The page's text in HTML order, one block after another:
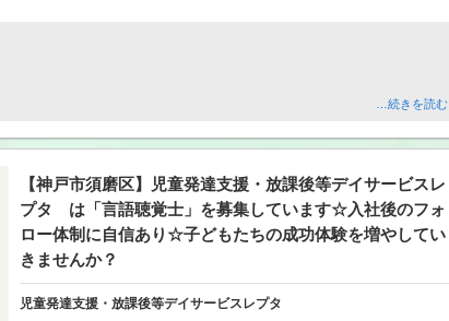
…続きを読む
【神戸市須磨区】児童発達支援・放課後等デイサービスレ
プタ は「言語聴覚士」を募集しています☆入社後のフォ
ロー体制に自信あり☆子どもたちの成功体験を増やしてい
きませんか？
児童発達支援・放課後等デイサービスレプタ